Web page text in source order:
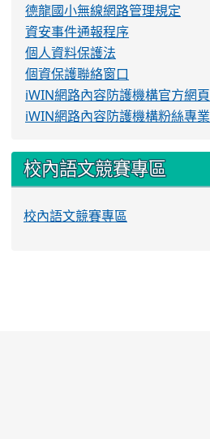
德龍國小無線網路管理規定
資安事件通報程序
個人資料保護法
個資保護聯絡窗口
iWIN網路內容防護機構官方網頁
iWIN網路內容防護機構粉絲專業
校內語文競賽專區
校內語文競賽專區